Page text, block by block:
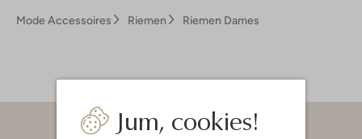
Jum, cookies!
Mode Accessoires Riemen Riemen Dames